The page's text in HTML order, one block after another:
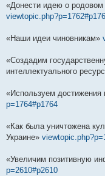
«Донести идею о родовом
«Наши идеи чиновникам»
«Создадим
интеллектуального
«Используем достижения
p=1764#p1764
«Как была уничтожена
Украине»
«Увеличим позитивную
p=2610#p2610